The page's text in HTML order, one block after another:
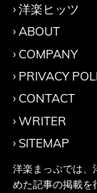
洋楽ヒッツ
ABOUT
COMPANY
PRIVACY
CONTACT
WRITER
SITEMAP
洋楽まっぷでは、
めた記事の掲載を